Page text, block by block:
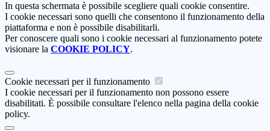
In questa schermata è possibile scegliere quali cookie consentire.
I cookie necessari sono quelli che consentono il funzionamento della
piattaforma e non è possibile disabilitarli.
Per conoscere quali sono i cookie necessari al funzionamento potete
visionare la COOKIE POLICY.
Cookie necessari per il funzionamento
I cookie necessari per il funzionamento non possono essere
disabilitati. È possibile consultare l'elenco nella pagina della cookie
policy.